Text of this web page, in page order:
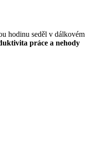
hodinu seděl v dálkovém
práce a nehody